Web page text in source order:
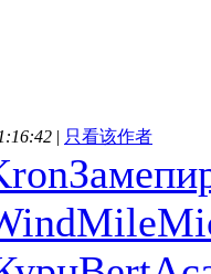
| 只看该作者
Заме
Mile